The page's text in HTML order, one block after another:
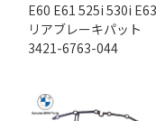
E60 E61 525i 530i
リアブレーキパット
3421-6763-044